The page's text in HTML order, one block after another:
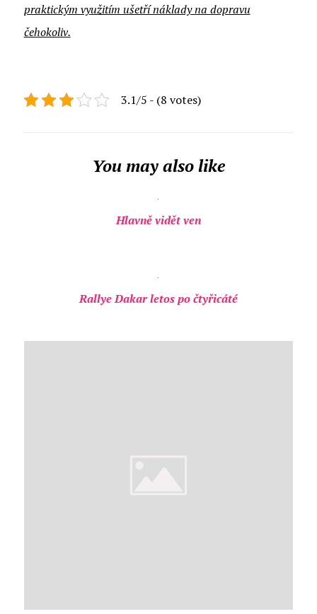
praktickým využitím ušetří náklady na dopravu
čehokoliv.
3.1/5 - (8 votes)
You may also like
Hlavně vidět ven
Rallye Dakar letos po čtyřicáté